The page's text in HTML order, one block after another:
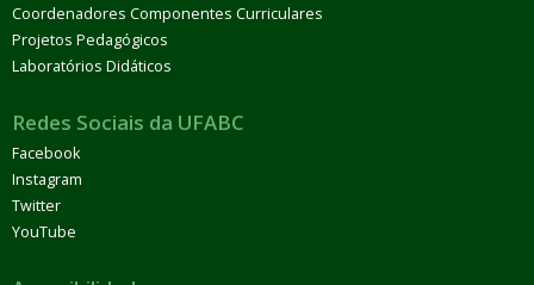
Coordenadores Componentes Curriculares
Projetos Pedagógicos
Laboratórios Didáticos
Redes Sociais da UFABC
Facebook
Instagram
Twitter
YouTube